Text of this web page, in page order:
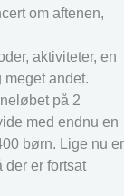
om aftenen,
aktiviteter, en
andet.
på 2
med endnu en
børn. Lige nu er
der er fortsat